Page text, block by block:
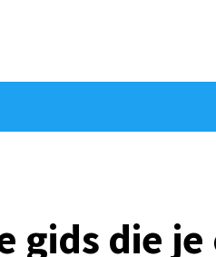
gids die